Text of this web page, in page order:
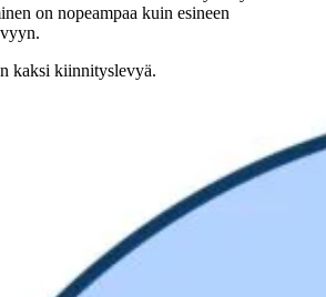
on nopeampaa kuin esineen
kaksi kiinnityslevyä.